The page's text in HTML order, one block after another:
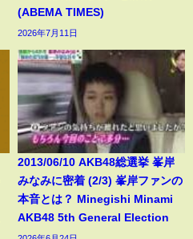
(ABEMA TIMES)
2026年7月11日
2013/06/10 AKB48総選挙 峯岸
みなみに密着 (2/3) 峯岸ファンの
本音とは？ Minegishi Minami
AKB48 5th General Election